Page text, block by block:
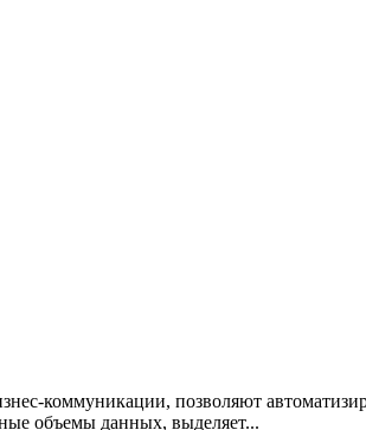
коммуникации, позволяют
объемы данных, выделяет...